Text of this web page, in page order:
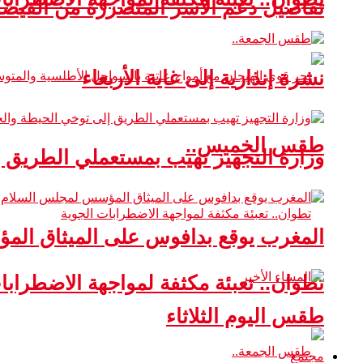
تفاصيل دعم الأسر المتضررة من
طقس الخميس..
تطوان.. تعبئة مكثفة لمواجهة
نشرة إنذارية إلى غاية الأربعاء
وزارة التجهيز تهيب بمستعملي
المغرب يوقع بدافوس على الميثاق
طقس اليوم الثلاثاء
مجتمع